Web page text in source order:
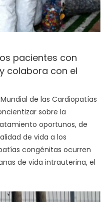
pacientes con
colabora con el
de las Cardiopatías
sobre la
oportunos, de
de vida a los
congénitas ocurren
de vida intrauterina, el